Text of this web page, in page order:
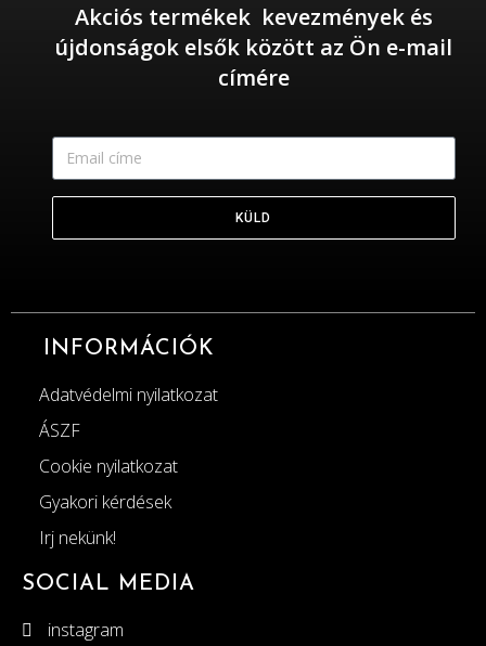
Akciós termékek kevezmények és
újdonságok elsők között az Ön e-mail
címére
KÜLD
INFORMÁCIÓK
Adatvédelmi nyilatkozat
ÁSZF
Cookie nyilatkozat
Gyakori kérdések
Irj nekünk!
SOCIAL MEDIA
instagram